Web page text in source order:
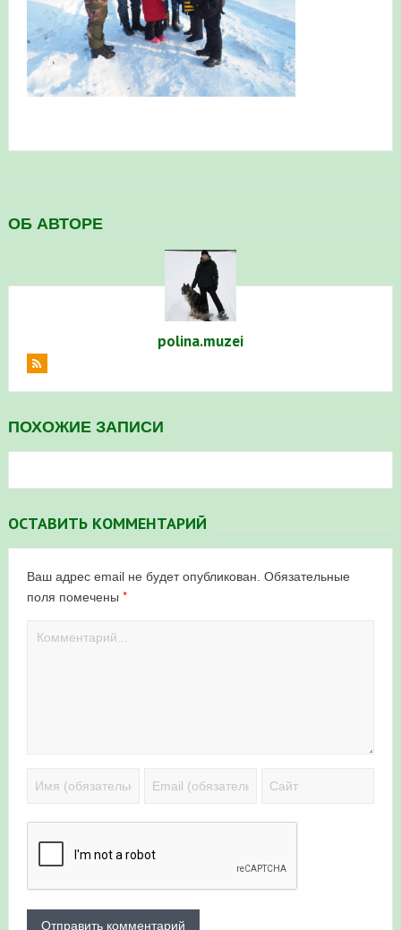
в Республике Башкортостан в 2026 году
ОБ АВТОРЕ
polina.muzei
ПОХОЖИЕ ЗАПИСИ
ОСТАВИТЬ КОММЕНТАРИЙ
Ваш адрес email не будет опубликован. Обязательные
поля помечены *